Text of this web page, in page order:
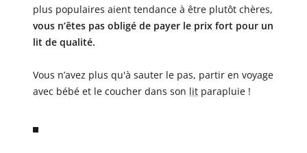
plus populaires aient tendance à être plutôt chères,
vous n’êtes pas obligé de payer le prix fort pour un
lit de qualité.
Vous n’avez plus qu'à sauter le pas, partir en voyage
avec bébé et le coucher dans son lit parapluie !